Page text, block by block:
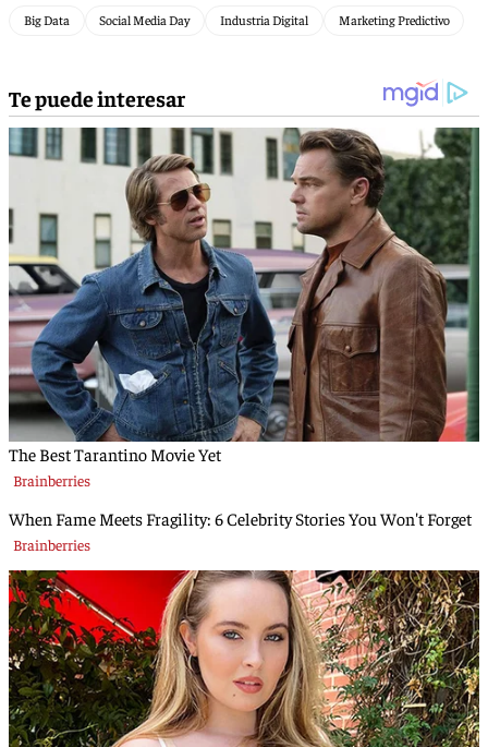
Big Data Social Media Day Industria Digital Marketing Predictivo